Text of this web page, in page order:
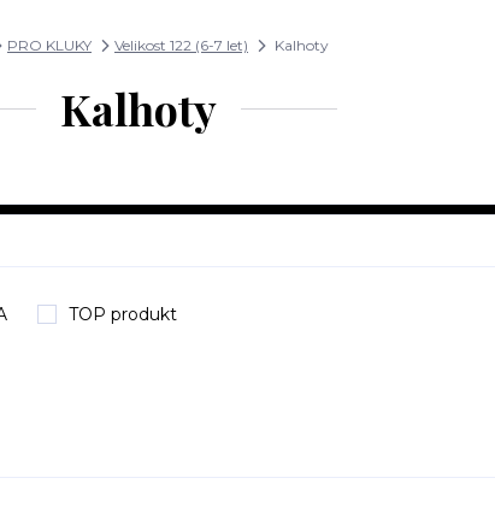
PRO KLUKY Velikost 122 (6-7 let) Kalhoty
Kalhoty
TOP produkt